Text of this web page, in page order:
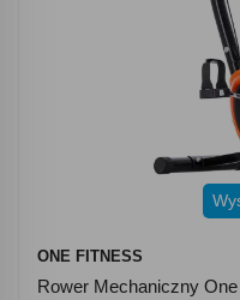
ONE FITNESS
Rower Mechaniczny